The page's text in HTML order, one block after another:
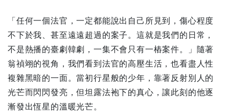
「任何一個法官，一定都能說出自己所見到，傷心程度
不下於我、甚至遠遠超過的案子。這就是我們的日常，
不是熱播的臺劇韓劇，一集不會只有一樁案件。」隨著
翁禎翊的視角，我們看到法官的高壓生活，也看盡人性
複雜黑暗的一面。當初行星般的少年，靠著反射別人的
光芒而閃閃發亮，但坦露法袍下的真心，讓此刻的他逐
漸發出恆星的溫暖光芒。